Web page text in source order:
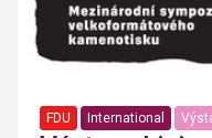
FDU International